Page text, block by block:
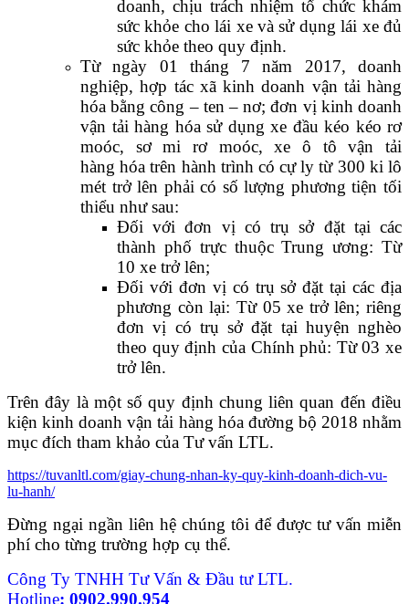
doanh, chịu trách nhiệm tổ chức khám
sức khỏe cho lái xe và sử dụng lái xe đủ
sức khỏe theo quy định.
Từ ngày 01 tháng 7 năm 2017, doanh
nghiệp, hợp tác xã kinh doanh vận tải hàng
hóa bằng công – ten – nơ; đơn vị kinh doanh
vận tải hàng hóa sử dụng xe đầu kéo kéo rơ
moóc, sơ mi rơ moóc, xe ô tô vận tải
hàng hóa trên hành trình có cự ly từ 300 ki lô
mét trở lên phải có số lượng phương tiện tối
thiểu như sau:
Đối với đơn vị có trụ sở đặt tại các
thành phố trực thuộc Trung ương: Từ
10 xe trở lên;
Đối với đơn vị có trụ sở đặt tại các địa
phương còn lại: Từ 05 xe trở lên; riêng
đơn vị có trụ sở đặt tại huyện nghèo
theo quy định của Chính phủ: Từ 03 xe
trở lên.
Trên đây là một số quy định chung liên quan đến điều
kiện kinh doanh vận tải hàng hóa đường bộ 2018 nhằm
mục đích tham khảo của Tư vấn LTL.
https://tuvanltl.com/giay-chung-nhan-ky-quy-kinh-doanh-dich-vu-
lu-hanh/
Đừng ngại ngần liên hệ chúng tôi để được tư vấn miễn
phí cho từng trường hợp cụ thể.
Công Ty TNHH Tư Vấn & Đầu tư LTL.
Hotline: 0902.990.954